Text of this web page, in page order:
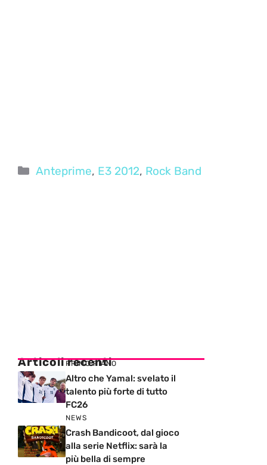
Categorie
Anteprime, E3 2012, Rock Band
Articoli recenti
PRIMO PIANO
Altro che Yamal: svelato il
talento più forte di tutto
FC26
NEWS
Crash Bandicoot, dal gioco
alla serie Netflix: sarà la
più bella di sempre